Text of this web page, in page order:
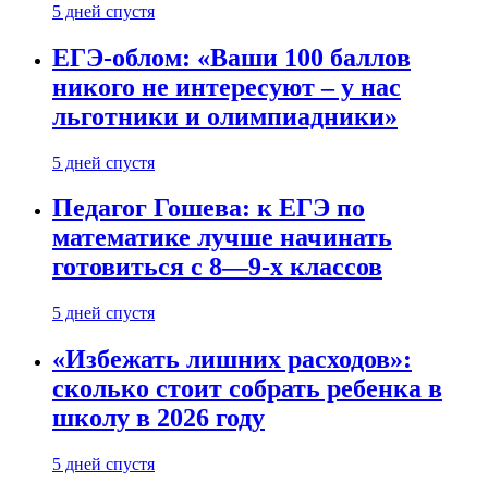
5 дней спустя
ЕГЭ-облом: «Ваши 100 баллов
никого не интересуют – у нас
льготники и олимпиадники»
5 дней спустя
Педагог Гошева: к ЕГЭ по
математике лучше начинать
готовиться с 8—9-х классов
5 дней спустя
«Избежать лишних расходов»:
сколько стоит собрать ребенка в
школу в 2026 году
5 дней спустя